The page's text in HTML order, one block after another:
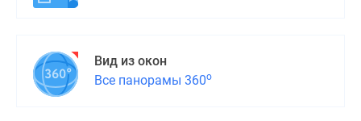
Вид из окон
Все панорамы 360о